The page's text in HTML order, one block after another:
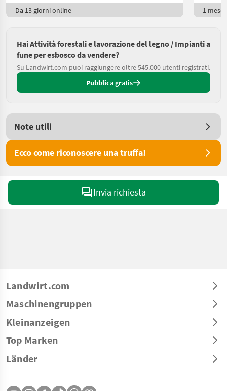
Da 13 giorni online 1 mese
Hai Attività forestali e lavorazione del legno / Impianti a
fune per esbosco da vendere?
Su Landwirt.com puoi raggiungere oltre 545.000 utenti registrati.
Pubblica gratis
Note utili
Ecco come riconoscere una truffa!
Invia richiesta
Landwirt.com
Maschinengruppen
Kleinanzeigen
Top Marken
Länder